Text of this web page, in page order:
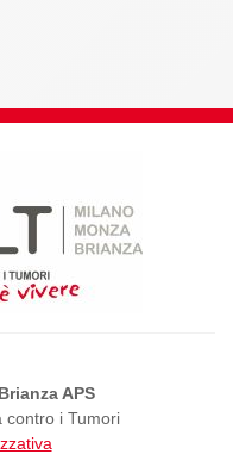
APS
contro i Tumori